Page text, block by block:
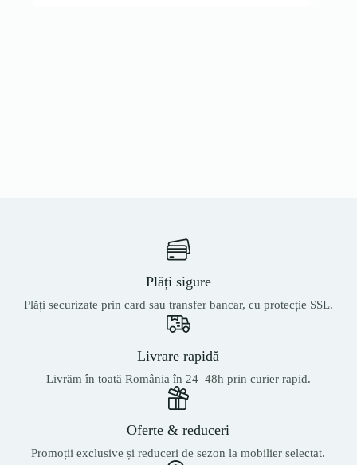
Plăți sigure
Plăți securizate prin card sau transfer bancar, cu protecție SSL.
Livrare rapidă
Livrăm în toată România în 24–48h prin curier rapid.
Oferte & reduceri
Promoții exclusive și reduceri de sezon la mobilier selectat.